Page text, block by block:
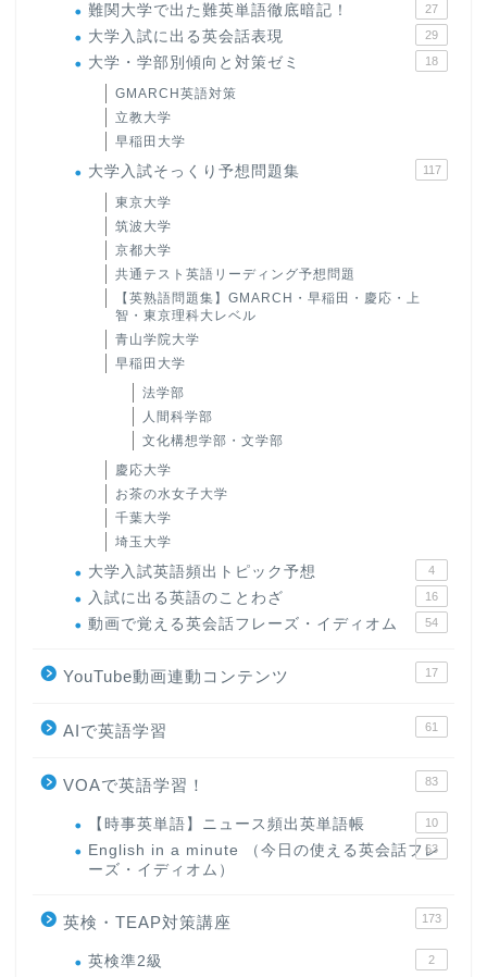
難関大学で出た難英単語徹底暗記！ 27
大学入試に出る英会話表現 29
大学・学部別傾向と対策ゼミ 18
GMARCH英語対策
立教大学
早稲田大学
大学入試そっくり予想問題集 117
東京大学
筑波大学
京都大学
共通テスト英語リーディング予想問題
【英熟語問題集】GMARCH・早稲田・慶応・上
智・東京理科大レベル
青山学院大学
早稲田大学
法学部
人間科学部
文化構想学部・文学部
慶応大学
お茶の水女子大学
千葉大学
埼玉大学
大学入試英語頻出トピック予想 4
入試に出る英語のことわざ 16
動画で覚える英会話フレーズ・イディオム 54
YouTube動画連動コンテンツ 17
AIで英語学習 61
VOAで英語学習！ 83
【時事英単語】ニュース頻出英単語帳 10
English in a minute （今日の使える英会話フレ
ーズ・イディオム）
63
英検・TEAP対策講座 173
英検準2級 2